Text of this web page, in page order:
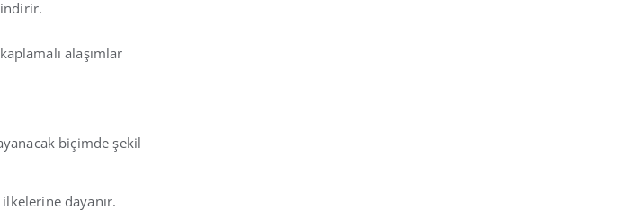
indirir.
alaşımlar
biçimde şekil
dayanır.